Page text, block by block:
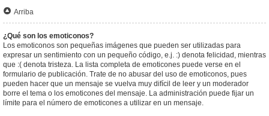
Arriba
¿Qué son los emoticonos?
Los emoticonos son pequeñas imágenes que pueden ser utilizadas para
expresar un sentimiento con un pequeño código, e.j. :) denota felicidad, mientras
que :( denota tristeza. La lista completa de emoticones puede verse en el
formulario de publicación. Trate de no abusar del uso de emoticonos, pues
pueden hacer que un mensaje se vuelva muy difícil de leer y un moderador
borre el tema o los emoticones del mensaje. La administración puede fijar un
límite para el número de emoticones a utilizar en un mensaje.